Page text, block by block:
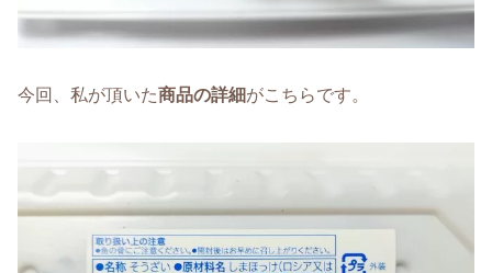
今回、私が頂いた商品の詳細がこちらです。